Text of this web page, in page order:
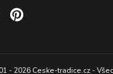
- 2026 Ceske-tradice.cz -